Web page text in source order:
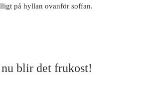
på hyllan ovanför soffan.
blir det frukost!